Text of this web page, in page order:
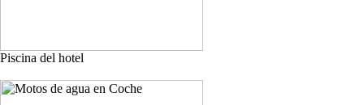
Piscina del hotel